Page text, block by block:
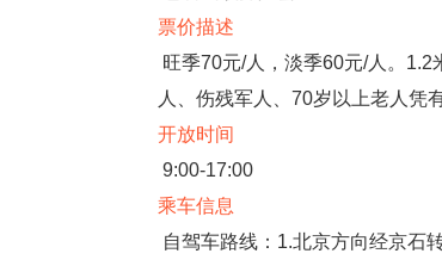
票价描述
旺季70元/人，淡季60元/人。
人、伤残军人、70岁以上老人凭
开放时间
9:00-17:00
乘车信息
自驾车路线：1.北京方向经京石